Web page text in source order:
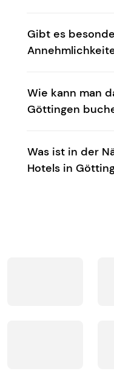
Gibt es
Wie kann man
Göttingen
Was ist in der
Hotels in